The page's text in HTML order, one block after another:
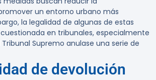
un entorno urbano más
la legalidad de algunas de estas
en tribunales, especialmente
Supremo anulase una serie de
de devolución